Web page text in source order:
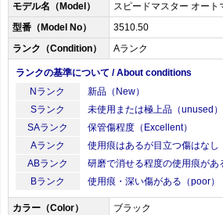
モデル名（Model）
スピードマスター オート
型番（Model No）
3510.50
ランク（Condition）
Aランク
ランクの基準について / About conditions
Nランク
新品（New）
Sランク
未使用または極上品（unused）
SAランク
保管傷程度（Excellent）
Aランク
使用痕はあるが目立つ傷はなし
ABランク
研磨で消せる程度の使用痕があ
Bランク
使用痕・深い傷がある（poor）
カラー（Color）
ブラック